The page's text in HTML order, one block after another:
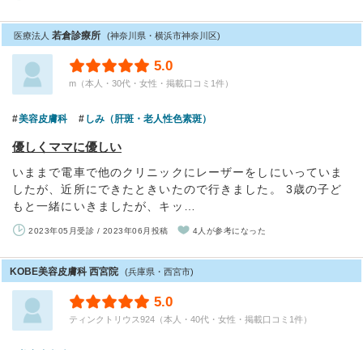
医療法人 若倉診療所 (神奈川県・横浜市神奈川区)
5.0
m（本人・30代・女性・掲載口コミ1件）
美容皮膚科 しみ（肝斑・老人性色素斑）
優しくママに優しい
いままで電車で他のクリニックにレーザーをしにいっていま
したが、近所にできたときいたので行きました。 3歳の子ど
もと一緒にいきましたが、キッ…
2023年05月受診 / 2023年06月投稿 4人が参考になった
KOBE美容皮膚科 西宮院 (兵庫県・西宮市)
5.0
ティンクトリウス924（本人・40代・女性・掲載口コミ1件）